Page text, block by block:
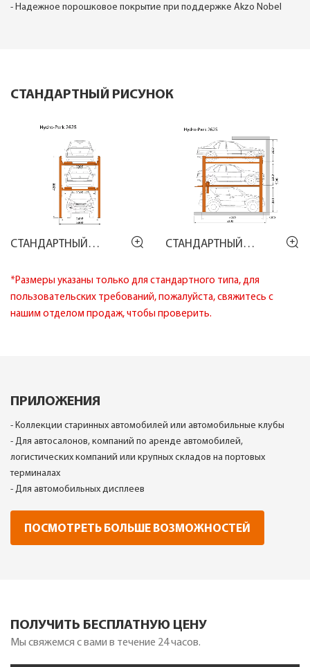
- Надежное порошковое покрытие при поддержке Akzo Nobel
СТАНДАРТНЫЙ РИСУНОК
СТАНДАРТНЫЙ
СТАНДАРТНЫЙ
*Размеры указаны только для стандартного типа, для
пользовательских требований, пожалуйста, свяжитесь с
нашим отделом продаж, чтобы проверить.
ПРИЛОЖЕНИЯ
- Коллекции старинных автомобилей или автомобильные клубы
- Для автосалонов, компаний по аренде автомобилей,
логистических компаний или крупных складов на портовых
терминалах
- Для автомобильных дисплеев
ПОСМОТРЕТЬ БОЛЬШЕ ВОЗМОЖНОСТЕЙ
ПОЛУЧИТЬ БЕСПЛАТНУЮ ЦЕНУ
Мы свяжемся с вами в течение 24 часов.